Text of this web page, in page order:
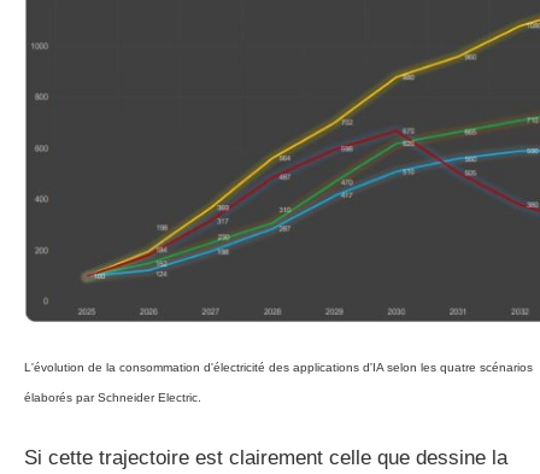
L'évolution de la consommation d'électricité des applications d'IA selon les quatre scénarios
élaborés par Schneider Electric.
Si cette trajectoire est clairement celle que dessine la